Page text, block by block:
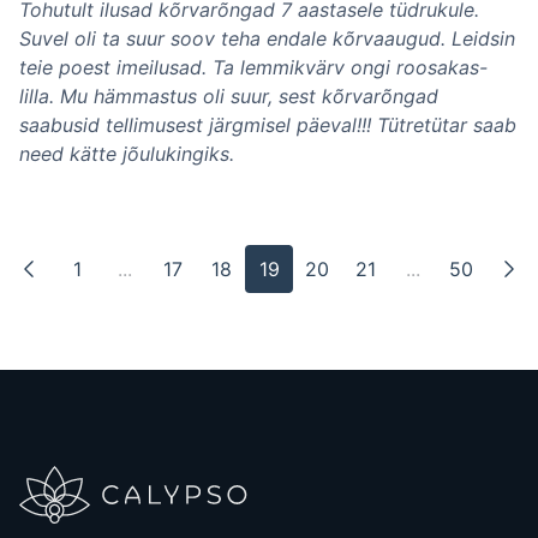
Tohutult ilusad kõrvarõngad 7 aastasele tüdrukule.
Suvel oli ta suur soov teha endale kõrvaaugud. Leidsin
teie poest imeilusad. Ta lemmikvärv ongi roosakas-
lilla. Mu hämmastus oli suur, sest kõrvarõngad
saabusid tellimusest järgmisel päeval!!! Tütretütar saab
need kätte jõulukingiks.
1 ... 17 18 19 20 21 ... 50